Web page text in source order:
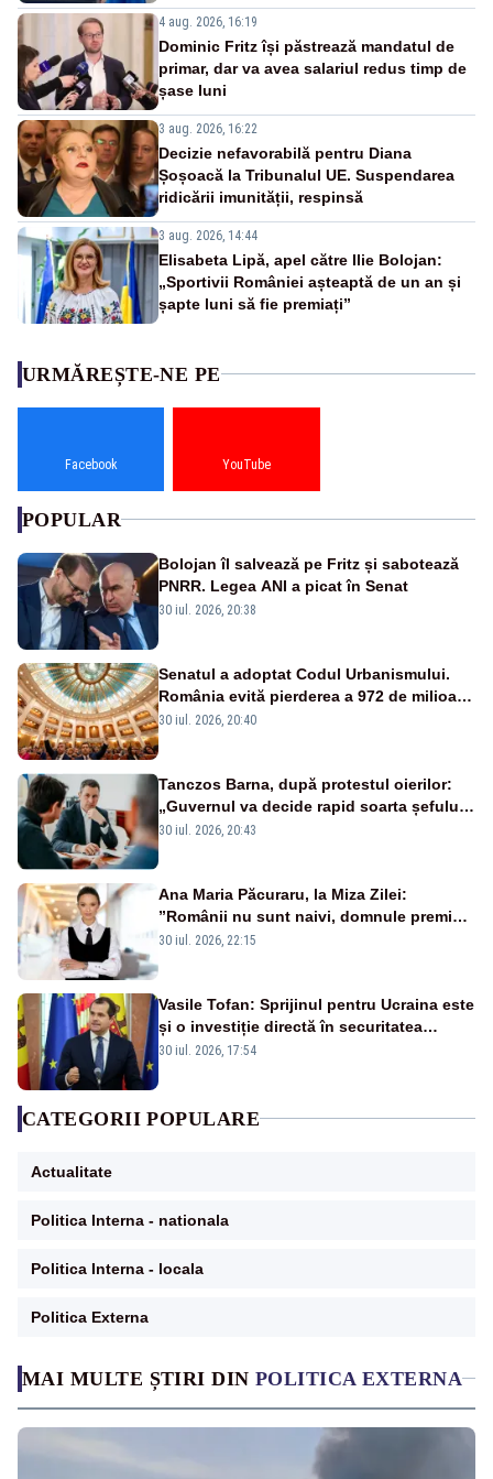
4 aug. 2026, 16:19
Dominic Fritz își păstrează mandatul de
primar, dar va avea salariul redus timp de
șase luni
3 aug. 2026, 16:22
Decizie nefavorabilă pentru Diana
Șoșoacă la Tribunalul UE. Suspendarea
ridicării imunității, respinsă
3 aug. 2026, 14:44
Elisabeta Lipă, apel către Ilie Bolojan:
„Sportivii României așteaptă de un an și
șapte luni să fie premiați”
MAI MULTE ȘTIRI DIN POLITICA EXTERNA
URMĂREȘTE-NE PE
Facebook YouTube
POPULAR
Bolojan îl salvează pe Fritz și sabotează
PNRR. Legea ANI a picat în Senat
30 iul. 2026, 20:38
Senatul a adoptat Codul Urbanismului.
România evită pierderea a 972 de milioane
de euro din PNRR
30 iul. 2026, 20:40
Tanczos Barna, după protestul oierilor:
„Guvernul va decide rapid soarta șefului
ANSVSA”
30 iul. 2026, 20:43
Ana Maria Păcuraru, la Miza Zilei:
”Românii nu sunt naivi, domnule premier
Bolojan”
30 iul. 2026, 22:15
Vasile Tofan: Sprijinul pentru Ucraina este
și o investiție directă în securitatea
Republicii Moldova și a întregii regiuni
30 iul. 2026, 17:54
CATEGORII POPULARE
Actualitate
Politica Interna - nationala
Politica Interna - locala
Politica Externa